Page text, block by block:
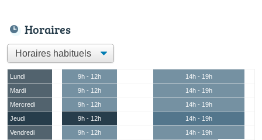
Horaires
Lundi 9h - 12h
14h - 19h
Mardi
9h - 12h
14h - 19h
Mercredi
9h - 12h
14h - 19h
Jeudi
9h - 12h
14h - 19h
Vendredi
9h - 12h
14h - 19h